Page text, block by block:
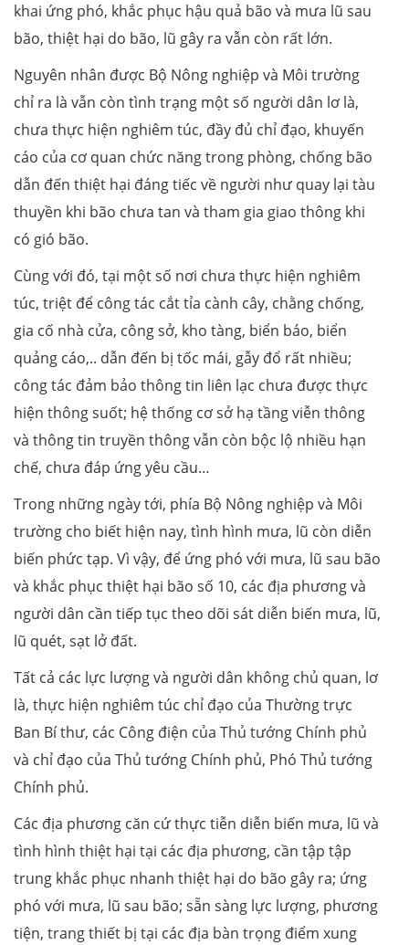
khai ứng phó, khắc phục hậu quả bão và mưa lũ sau
bão, thiệt hại do bão, lũ gây ra vẫn còn rất lớn.
Nguyên nhân được Bộ Nông nghiệp và Môi trường
chỉ ra là vẫn còn tình trạng một số người dân lơ là,
chưa thực hiện nghiêm túc, đầy đủ chỉ đạo, khuyến
cáo của cơ quan chức năng trong phòng, chống bão
dẫn đến thiệt hại đáng tiếc về người như quay lại tàu
thuyền khi bão chưa tan và tham gia giao thông khi
có gió bão.
Cùng với đó, tại một số nơi chưa thực hiện nghiêm
túc, triệt để công tác cắt tỉa cành cây, chằng chống,
gia cố nhà cửa, công sở, kho tàng, biển báo, biển
quảng cáo,.. dẫn đến bị tốc mái, gẫy đổ rất nhiều;
công tác đảm bảo thông tin liên lạc chưa được thực
hiện thông suốt; hệ thống cơ sở hạ tầng viễn thông
và thông tin truyền thông vẫn còn bộc lộ nhiều hạn
chế, chưa đáp ứng yêu cầu…
Trong những ngày tới, phía Bộ Nông nghiệp và Môi
trường cho biết hiện nay, tình hình mưa, lũ còn diễn
biến phức tạp. Vì vậy, để ứng phó với mưa, lũ sau bão
và khắc phục thiệt hại bão số 10, các địa phương và
người dân cần tiếp tục theo dõi sát diễn biến mưa, lũ,
lũ quét, sạt lở đất.
Tất cả các lực lượng và người dân không chủ quan, lơ
là, thực hiện nghiêm túc chỉ đạo của Thường trực
Ban Bí thư, các Công điện của Thủ tướng Chính phủ
và chỉ đạo của Thủ tướng Chính phủ, Phó Thủ tướng
Chính phủ.
Các địa phương căn cứ thực tiễn diễn biến mưa, lũ và
tình hình thiệt hại tại các địa phương, cần tập tập
trung khắc phục nhanh thiệt hại do bão gây ra; ứng
phó với mưa, lũ sau bão; sẵn sàng lực lượng, phương
tiện, trang thiết bị tại các địa bàn trọng điểm xung